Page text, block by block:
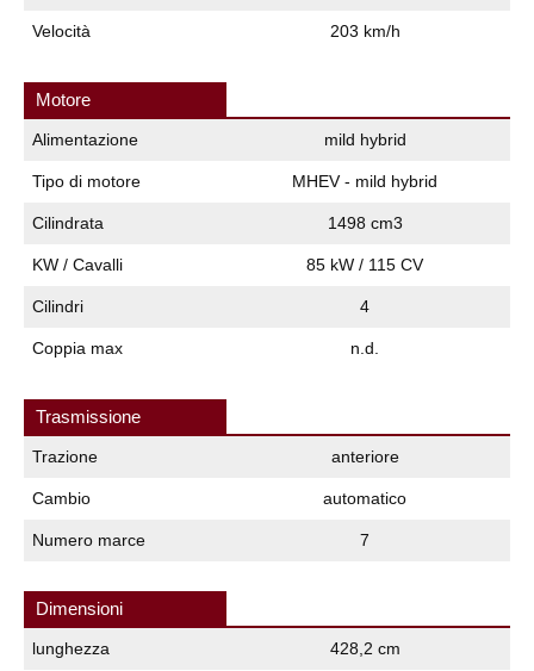
Velocità 203 km/h
Motore
Alimentazione mild hybrid
Tipo di motore MHEV - mild hybrid
Cilindrata 1498 cm3
KW / Cavalli 85 kW / 115 CV
Cilindri 4
Coppia max n.d.
Trasmissione
Trazione anteriore
Cambio automatico
Numero marce 7
Dimensioni
lunghezza 428,2 cm